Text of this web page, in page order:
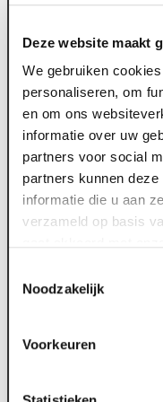
Deze website maakt
We gebruiken
personaliseren, om
en om ons
informatie over uw
partners voor social
partners kunnen
informatie die u aan
verzameld op basis
Noodzakelijk
Voorkeuren
zoektocht, met de
voelen de noodzaak
samen verder te
besproken verleden
kwam te staan.
De Ring van Acehis
Collective en
Credits
Regie:Liliane Brakema